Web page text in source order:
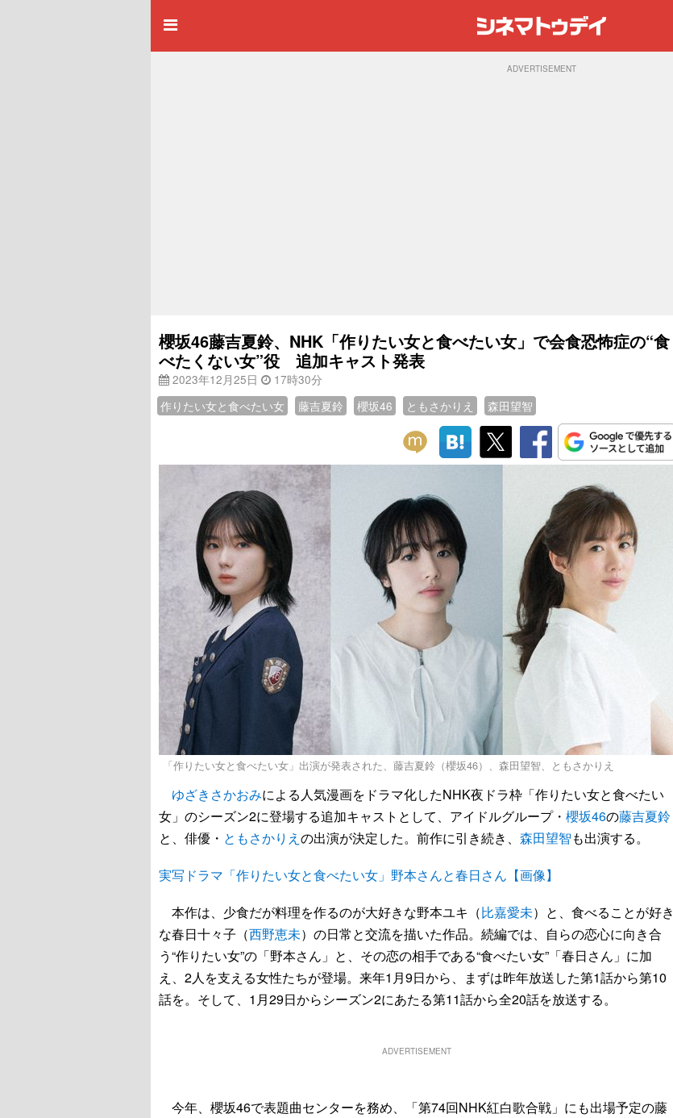
ADVERTISEMENT
櫻坂46藤吉夏鈴、NHK「作りたい女と食べたい女」で会食恐怖症の“食
べたくない女”役 追加キャスト発表
2023年12月25日
17時30分
作りたい女と食べたい女
藤吉夏鈴 櫻坂46 ともさかりえ 森田望智
「作りたい女と食べたい女」出演が発表された、藤吉夏鈴（櫻坂46）、森田望智、ともさかりえ
ゆざきさかおみによる人気漫画をドラマ化したNHK夜ドラ枠「作りたい女と食べたい
女」のシーズン2に登場する追加キャストとして、アイドルグループ・ 櫻坂46の藤吉夏鈴
と、俳優・ ともさかりえ の出演が決定した。前作に引き続き、 森田望智も出演する。
実写ドラマ「作りたい女と食べたい女」野本さんと春日さん【画像】
本作は、少食だが料理を作るのが大好きな野本ユキ（比嘉愛未）と、食べることが好き
な春日十々子（西野恵未）の日常と交流を描いた作品。続編では、自らの恋心に向き合
う“作りたい女”の「野本さん」と、その恋の相手である“食べたい女”「春日さん」に加
え、2人を支える女性たちが登場。来年1月9日から、まずは昨年放送した第1話から第10
話を。そして、1月29日からシーズン2にあたる第11話から全20話を放送する。
ADVERTISEMENT
今年、櫻坂46で表題曲センターを務め、「第74回NHK紅白歌合戦」にも出場予定の藤